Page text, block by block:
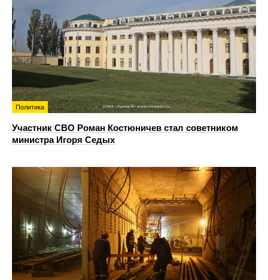
Политика
Участник СВО Роман Костюничев стал советником
министра Игоря Седых